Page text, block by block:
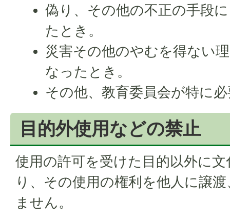
偽り、その他の不正の手段
たとき。
災害その他のやむを得ない
なったとき。
その他、教育委員会が特に
目的外使用などの禁止
使用の許可を受けた目的以外に
り、その使用の権利を他人に譲
ません。